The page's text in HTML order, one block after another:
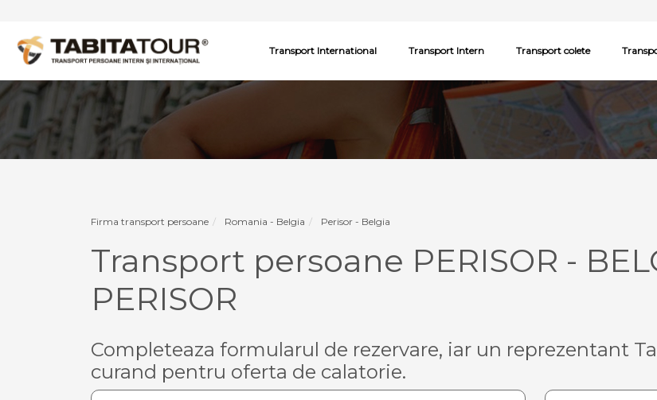
Transport International Transport Intern Transport colete
Firma transport persoane Romania - Belgia Perisor - Belgia
Transport persoane PERISOR -
PERISOR
Completeaza formularul de rezervare, iar un reprezentant
curand pentru oferta de calatorie.